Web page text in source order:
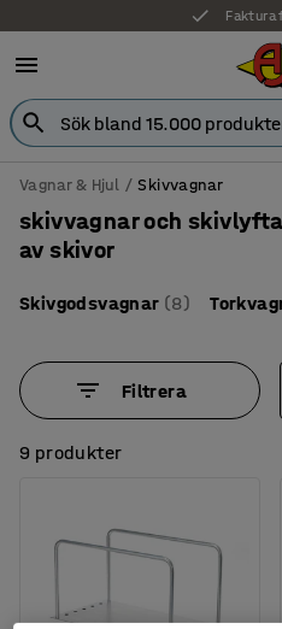
Faktura
Vagnar & Hjul Skivvagnar
skivvagnar och
av skivor
Skivgodsvagnar (8)
Filtrera
9 produkter